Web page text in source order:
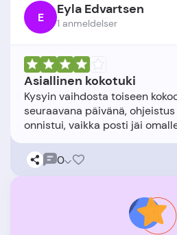
E Eyla Edvartsen
1 anmeldelser
Asiallinen kokotuki
Kysyin vaihdosta toiseen
seuraavana päivänä,
0